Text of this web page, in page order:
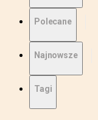
Polecane
Najnowsze
Tagi